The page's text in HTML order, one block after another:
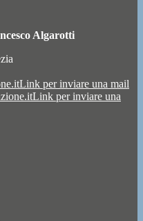
Algarotti
Link per inviare una mail
Link per inviare una